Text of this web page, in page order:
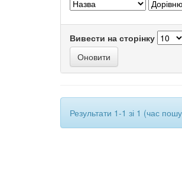
Вивести на сторінку
Результати 1-1 зі 1 (час